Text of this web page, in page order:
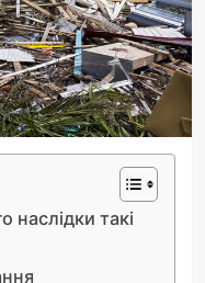
наслідки такі